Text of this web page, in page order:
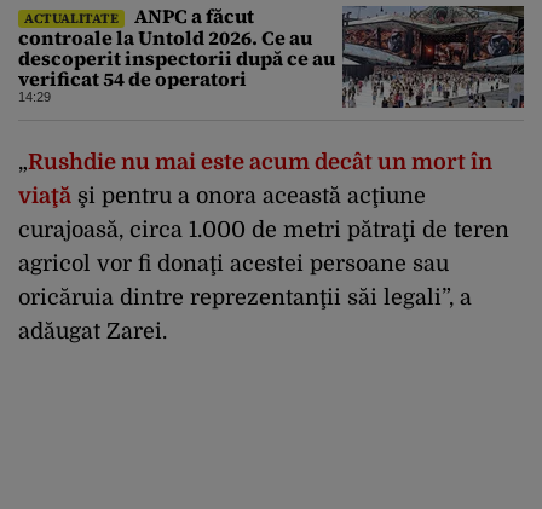
ACTUALITATE
ANPC a făcut
controale la Untold 2026. Ce au
descoperit inspectorii după ce au
verificat 54 de operatori
14:29
„Rushdie nu mai este acum decât un mort în
viaţă şi pentru a onora această acţiune
curajoasă, circa 1.000 de metri pătraţi de teren
agricol vor fi donaţi acestei persoane sau
oricăruia dintre reprezentanţii săi legali”, a
adăugat Zarei.